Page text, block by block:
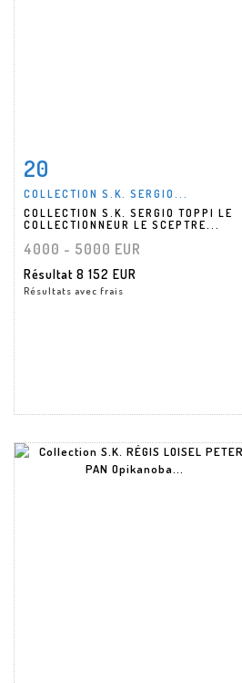
Fiche détaillée
20
COLLECTION S.K. SERGIO...
COLLECTION S.K. SERGIO TOPPI LE
COLLECTIONNEUR LE SCEPTRE...
4000 - 5000 EUR
Résultat 8 152 EUR
Résultats avec frais